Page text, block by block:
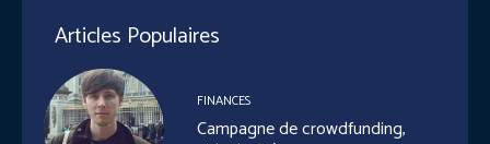
Articles Populaires
FINANCES
Campagne de crowdfunding,